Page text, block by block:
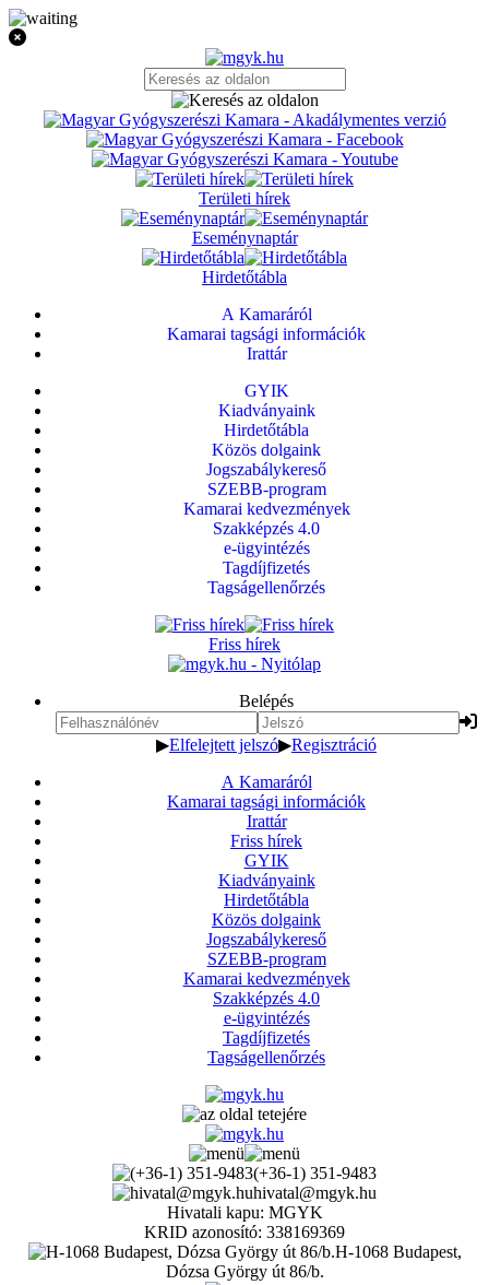
Területi hírek
Eseménynaptár
Hirdetőtábla
A Kamaráról
Kamarai tagsági információk
Irattár
GYIK
Kiadványaink
Hirdetőtábla
Közös dolgaink
Jogszabálykereső
SZEBB-program
Kamarai kedvezmények
Szakképzés 4.0
e-ügyintézés
Tagdíjfizetés
Tagságellenőrzés
Friss hírek
Belépés
▶Elfelejtett jelszó▶Regisztráció
A Kamaráról
Kamarai tagsági információk
Irattár
Friss hírek
GYIK
Kiadványaink
Hirdetőtábla
Közös dolgaink
Jogszabálykereső
SZEBB-program
Kamarai kedvezmények
Szakképzés 4.0
e-ügyintézés
Tagdíjfizetés
Tagságellenőrzés
(+36-1) 351-9483
hivatal@mgyk.hu
Hivatali kapu: MGYK
KRID azonosító: 338169369
H-1068 Budapest,
Dózsa György út 86/b.